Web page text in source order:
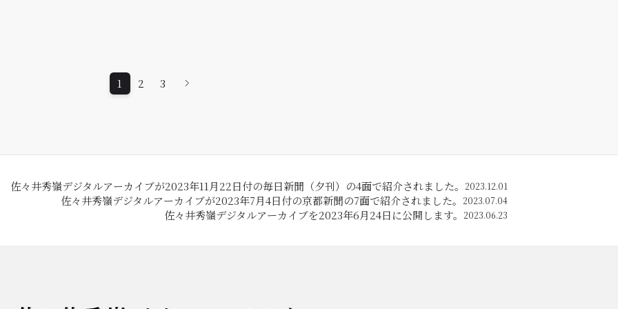
1 2 3
佐々井秀嶺デジタルアーカイブが2023年11月22日付の毎日新聞（夕刊）の4面で紹介されました。 2023.12.01
佐々井秀嶺デジタルアーカイブが2023年7月4日付の京都新聞の7面で紹介されました。 2023.07.04
佐々井秀嶺デジタルアーカイブを2023年6月24日に公開します。 2023.06.23